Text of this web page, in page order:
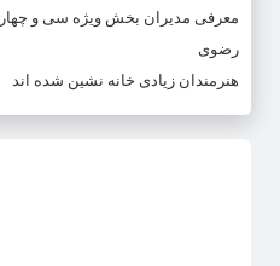
معرفی مدیران بخش ویژه سی و
رضوی
هنرمندان زیادی خانه نشین شده اند